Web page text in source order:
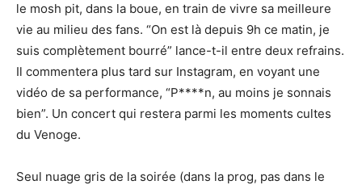
le mosh pit, dans la boue, en train de vivre sa meilleure
vie au milieu des fans. “On est là depuis 9h ce matin, je
suis complètement bourré” lance-t-il entre deux refrains.
Il commentera plus tard sur Instagram, en voyant une
vidéo de sa performance, “P****n, au moins je sonnais
bien”. Un concert qui restera parmi les moments cultes
du Venoge.
Seul nuage gris de la soirée (dans la prog, pas dans le